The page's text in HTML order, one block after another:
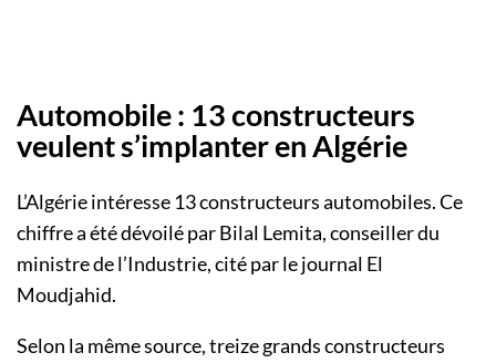
Automobile : 13 constructeurs
veulent s’implanter en Algérie
L’Algérie intéresse 13 constructeurs automobiles. Ce
chiffre a été dévoilé par Bilal Lemita, conseiller du
ministre de l’Industrie, cité par le journal El
Moudjahid.
Selon la même source, treize grands constructeurs